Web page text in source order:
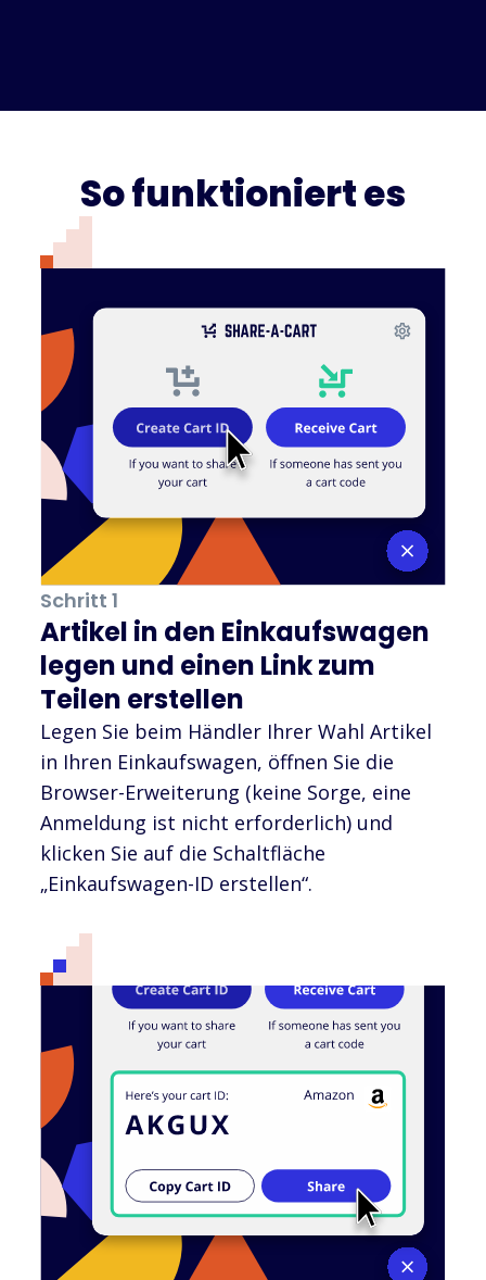
So funktioniert es
Schritt 1
Artikel in den Einkaufswagen
legen und einen Link zum
Teilen erstellen
Legen Sie beim Händler Ihrer Wahl Artikel
in Ihren Einkaufswagen, öffnen Sie die
Browser-Erweiterung (keine Sorge, eine
Anmeldung ist nicht erforderlich) und
klicken Sie auf die Schaltfläche
„Einkaufswagen-ID erstellen“.